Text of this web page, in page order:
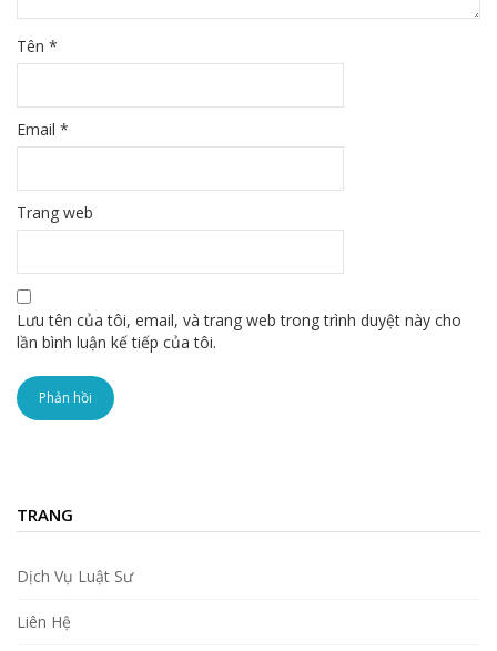
Tên *
Email *
Trang web
Lưu tên của tôi, email, và trang web trong trình duyệt này cho
lần bình luận kế tiếp của tôi.
TRANG
Dịch Vụ Luật Sư
Liên Hệ